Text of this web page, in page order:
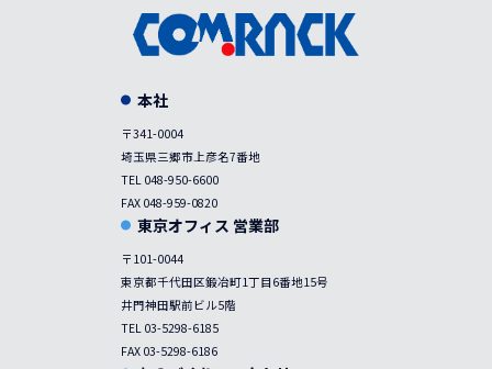
本社
〒341-0004
埼玉県三郷市上彦名7番地
TEL 048-950-6600
FAX 048-959-0820
東京オフィス 営業部
〒101-0044
東京都千代田区鍛冶町1丁目6番地15号
井門神田駅前ビル5階
TEL 03-5298-6185
FAX 03-5298-6186